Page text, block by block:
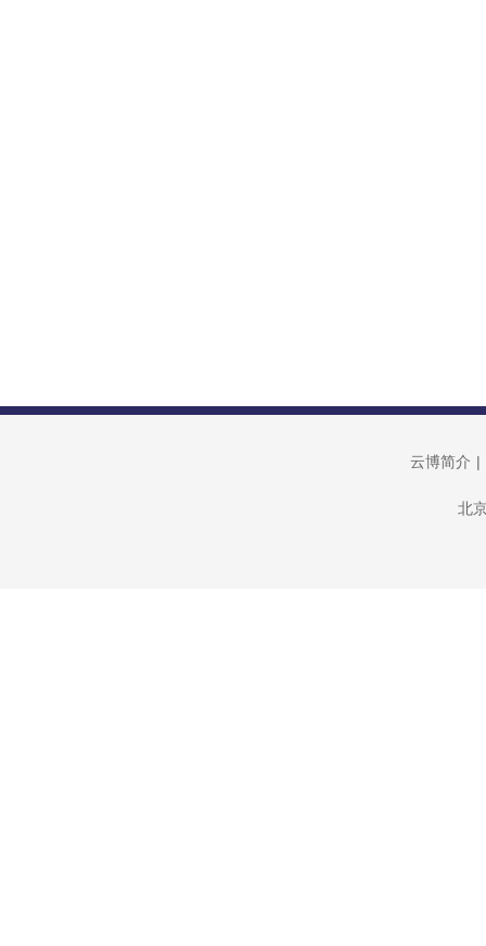
云博简介 |
北